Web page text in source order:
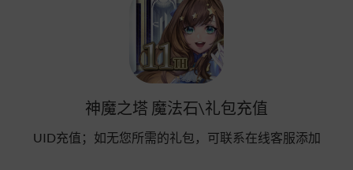
神魔之塔 魔法石\礼包充值
UID充值；如无您所需的礼包，可联系在线客服添加